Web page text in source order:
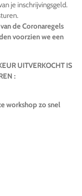
je inschrijvingsgeld.
de Coronaregels
voorzien we een
UITVERKOCHT IS
:
workshop zo snel